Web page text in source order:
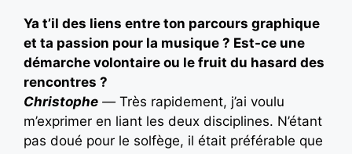
Ya t’il des liens entre ton parcours graphique
et ta passion pour la musique ? Est-ce une
démarche volontaire ou le fruit du hasard des
rencontres ?
Christophe — Très rapidement, j’ai voulu
m’exprimer en liant les deux disciplines. N’étant
pas doué pour le solfège, il était préférable que